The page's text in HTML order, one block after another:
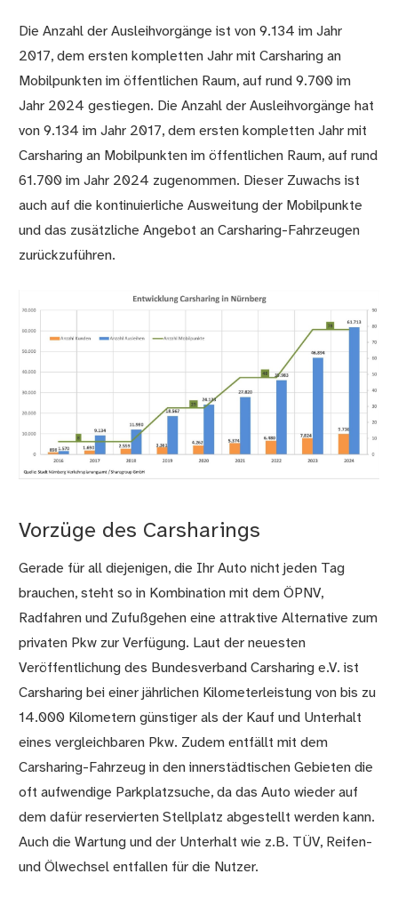
Die Anzahl der Ausleihvorgänge ist von 9.134 im Jahr
2017, dem ersten kompletten Jahr mit Carsharing an
Mobilpunkten im öffentlichen Raum, auf rund 9.700 im
Jahr 2024 gestiegen. Die Anzahl der Ausleihvorgänge hat
von 9.134 im Jahr 2017, dem ersten kompletten Jahr mit
Carsharing an Mobilpunkten im öffentlichen Raum, auf rund
61.700 im Jahr 2024 zugenommen. Dieser Zuwachs ist
auch auf die kontinuierliche Ausweitung der Mobilpunkte
und das zusätzliche Angebot an Carsharing-Fahrzeugen
zurückzuführen.
Vorzüge des Carsharings
Gerade für all diejenigen, die Ihr Auto nicht jeden Tag
brauchen, steht so in Kombination mit dem ÖPNV,
Radfahren und Zufußgehen eine attraktive Alternative zum
privaten Pkw zur Verfügung. Laut der neuesten
Veröffentlichung des Bundesverband Carsharing e.V. ist
Carsharing bei einer jährlichen Kilometerleistung von bis zu
14.000 Kilometern günstiger als der Kauf und Unterhalt
eines vergleichbaren Pkw. Zudem entfällt mit dem
Carsharing-Fahrzeug in den innerstädtischen Gebieten die
oft aufwendige Parkplatzsuche, da das Auto wieder auf
dem dafür reservierten Stellplatz abgestellt werden kann.
Auch die Wartung und der Unterhalt wie z.B. TÜV, Reifen-
und Ölwechsel entfallen für die Nutzer.